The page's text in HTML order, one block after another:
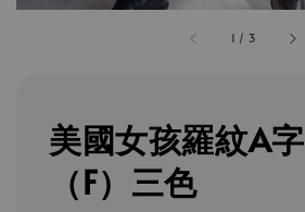
1 / 3
美國女孩羅紋A
（F）三色